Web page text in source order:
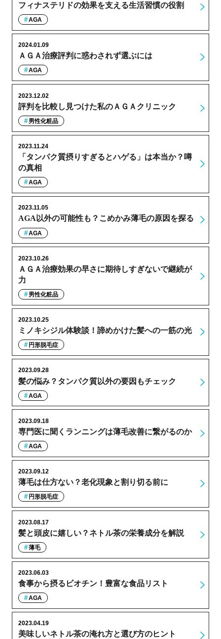
フィナステリドの効果を支える生活習慣の役割
AGA
ＡＧＡ治療評判に惑わされず選ぶには
2024.01.09
AGA
評判を比較し見つけた私のＡＧＡクリニック
2023.12.02
男性化粧品
「タンパク質摂りすぎるとハゲる」は本当か？噂
の真相
2023.11.24
AGA
AGA以外の可能性も？こめかみ薄毛の原因を探る
2023.11.05
AGA
ＡＧＡ治療効果の早さに期待しすぎないで継続が
力
2023.10.26
男性化粧品
ミノキシジル体験談！諦めかけた髪への一筋の光
2023.10.25
円形脱毛症
髪の悩み？タンパク質以外の要因もチェック
2023.09.28
AGA
専門医に聞くランニングは薄毛改善に繋がるのか
2023.09.18
AGA
薄毛は仕方ない？老化現象と割り切る前に
2023.09.12
円形脱毛症
髪と頭皮に嬉しい？ネトル茶の栄養成分を解説
2023.08.17
薄毛
食事から摂るビオチン！豊富な食品リスト
2023.06.03
AGA
美味しいネトル茶の淹れ方と選び方のヒント
2023.04.19